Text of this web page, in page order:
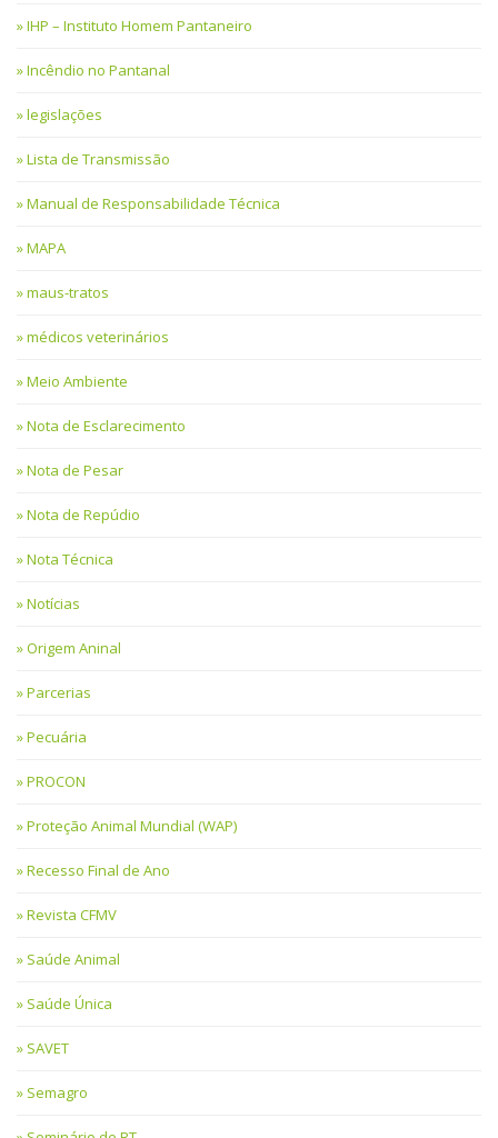
IHP – Instituto Homem Pantaneiro
Incêndio no Pantanal
legislações
Lista de Transmissão
Manual de Responsabilidade Técnica
MAPA
maus-tratos
médicos veterinários
Meio Ambiente
Nota de Esclarecimento
Nota de Pesar
Nota de Repúdio
Nota Técnica
Notícias
Origem Aninal
Parcerias
Pecuária
PROCON
Proteção Animal Mundial (WAP)
Recesso Final de Ano
Revista CFMV
Saúde Animal
Saúde Única
SAVET
Semagro